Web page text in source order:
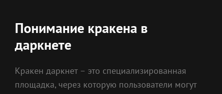
Понимание кракена в
даркнете
Кракен даркнет – это специализированная
площадка, через которую пользователи могут